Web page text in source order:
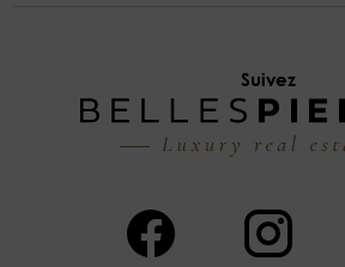
Suivez